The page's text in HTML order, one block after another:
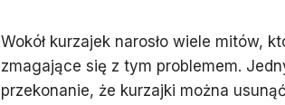
Wokół kurzajek narosło wiele mitów,
zmagające się z tym problemem.
przekonanie, że kurzajki można